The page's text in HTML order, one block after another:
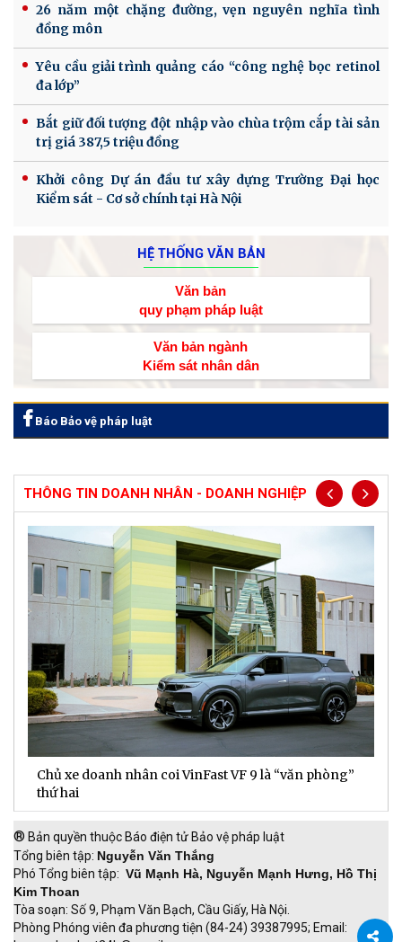
26 năm một chặng đường, vẹn nguyên nghĩa tình
đồng môn
Yêu cầu giải trình quảng cáo “công nghệ bọc retinol
đa lớp”
Bắt giữ đối tượng đột nhập vào chùa trộm cắp tài sản
trị giá 387,5 triệu đồng
Khởi công Dự án đầu tư xây dựng Trường Đại học
Kiểm sát - Cơ sở chính tại Hà Nội
HỆ THỐNG VĂN BẢN
Văn bản
quy phạm pháp luật
Văn bản ngành
Kiểm sát nhân dân
Báo Bảo vệ pháp luật
THÔNG TIN DOANH NHÂN - DOANH NGHIỆP
Chủ xe doanh nhân coi VinFast VF 9 là “văn phòng”
thứ hai
® Bản quyền thuộc Báo điện tử Bảo vệ pháp luật
Tổng biên tập: Nguyễn Văn Thắng
Phó Tổng biên tập: Vũ Mạnh Hà, Nguyễn Mạnh Hưng, Hồ Thị
Kim Thoan
Tòa soạn: Số 9, Phạm Văn Bạch, Cầu Giấy, Hà Nội.
Phòng Phóng viên đa phương tiện (84-24) 39387995; Email: